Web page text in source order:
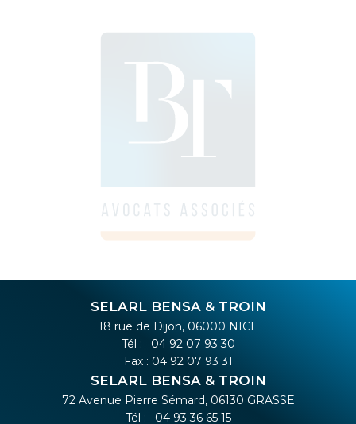
SELARL BENSA & TROIN
18 rue de Dijon, 06000 NICE
Tél :
04 92 07 93 30
Fax : 04 92 07 93 31
SELARL BENSA & TROIN
72 Avenue Pierre Sémard, 06130 GRASSE
Tél :
04 93 36 65 15